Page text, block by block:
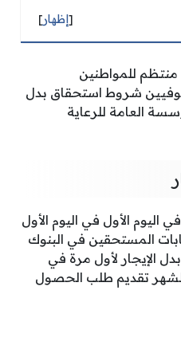
[إظهار]
للمواطنين
شروط استحقاق بدل
العامة للرعاية
اليوم الأول في اليوم الأول
المستحقين في البنوك
الإيجار لأول مرة في
لشهر تقديم طلب الحصول